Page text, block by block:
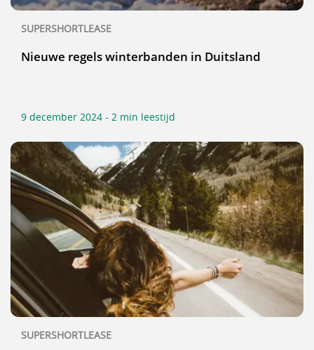
SUPERSHORTLEASE
Nieuwe regels winterbanden in Duitsland
9 december 2024 - 2 min leestijd
SUPERSHORTLEASE